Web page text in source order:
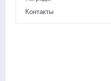
Контакты